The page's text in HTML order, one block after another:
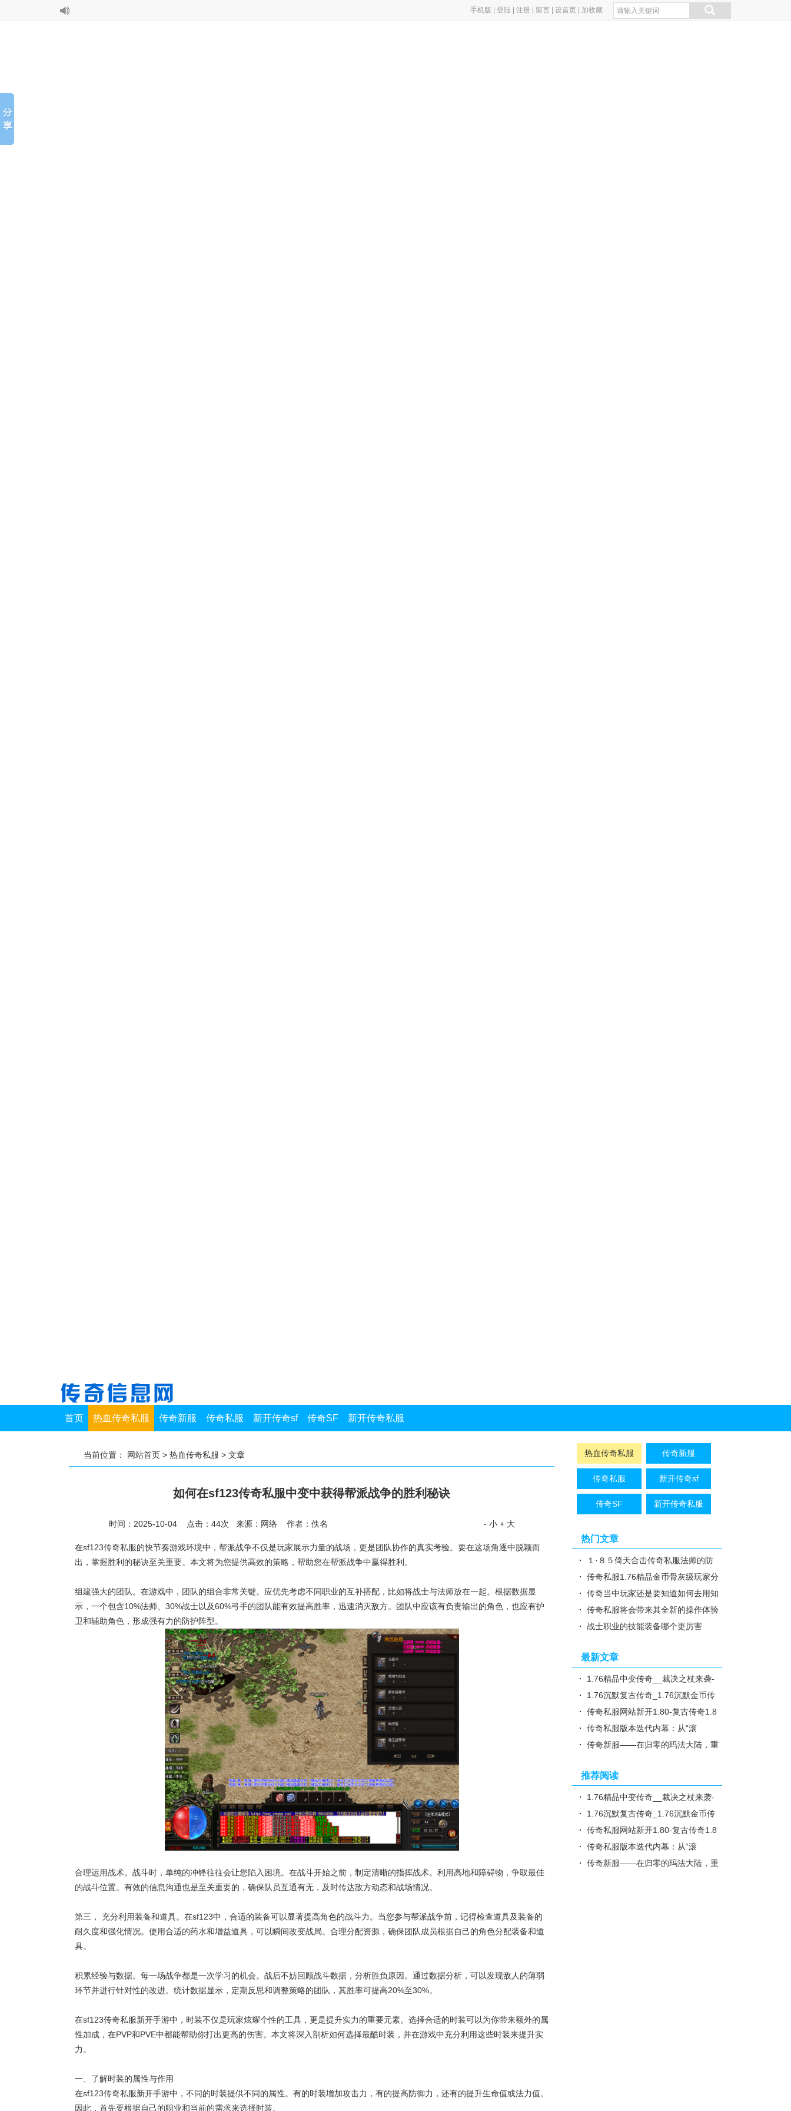
手机版 登陆 注册 留言 设首页 加收藏
首页 热血传奇私服 传奇新服 传奇私服 新开传奇sf 传奇SF 新开传奇私服
当前位置： 网站首页 > 热血传奇私服 > 文章
如何在sf123传奇私服中变中获得帮派战争的胜利秘诀
时间：2025-10-04 点击： 44次 来源：网络 作者：佚名 - 小 + 大
在sf123传奇私服的快节奏游戏环境中，帮派战争不仅是玩家展示力量的战场，更是团队协作的真实考验。要在这场角逐中脱颖而
出，掌握胜利的秘诀至关重要。本文将为您提供高效的策略，帮助您在帮派战争中赢得胜利。
组建强大的团队。在游戏中，团队的组合非常关键。应优先考虑不同职业的互补搭配，比如将战士与法师放在一起。根据数据显
示，一个包含10%法师、30%战士以及60%弓手的团队能有效提高胜率，迅速消灭敌方。团队中应该有负责输出的角色，也应有护
卫和辅助角色，形成强有力的防护阵型。
合理运用战术。战斗时，单纯的冲锋往往会让您陷入困境。在战斗开始之前，制定清晰的指挥战术。利用高地和障碍物，争取最佳
的战斗位置。有效的信息沟通也是至关重要的，确保队员互通有无，及时传达敌方动态和战场情况。
第三， 充分利用装备和道具。在sf123中，合适的装备可以显著提高角色的战斗力。当您参与帮派战争前，记得检查道具及装备的
耐久度和强化情况。使用合适的药水和增益道具，可以瞬间改变战局。合理分配资源，确保团队成员根据自己的角色分配装备和道
具。
积累经验与数据。每一场战争都是一次学习的机会。战后不妨回顾战斗数据，分析胜负原因。通过数据分析，可以发现敌人的薄弱
环节并进行针对性的改进。统计数据显示，定期反思和调整策略的团队，其胜率可提高20%至30%。
在sf123传奇私服新开手游中，时装不仅是玩家炫耀个性的工具，更是提升实力的重要元素。选择合适的时装可以为你带来额外的属
性加成，在PVP和PVE中都能帮助你打出更高的伤害。本文将深入剖析如何选择最酷时装，并在游戏中充分利用这些时装来提升实
力。
一、了解时装的属性与作用
在sf123传奇私服新开手游中，不同的时装提供不同的属性。有的时装增加攻击力，有的提高防御力，还有的提升生命值或法力值。
因此，首先要根据自己的职业和当前的需求来选择时装。
热血传奇私服 传奇新服
传奇私服 新开传奇sf
传奇SF 新开传奇私服
热门文章
１·８５倚天合击传奇私服法师的防
御的技能就是魔法盾
传奇私服1.76精品金币骨灰级玩家分
享60级挑战月魔攻略
传奇当中玩家还是要知道如何去用知
识技能
传奇私服将会带来其全新的操作体验
战士职业的技能装备哪个更厉害
最新文章
1.76精品中变传奇__裁决之杖来袭-
装备评分系统深度拆解：从新..
1.76沉默复古传奇_1.76沉默金币传
奇_任务奖励
传奇私服网站新开1.80-复古传奇1.8
0版下载_装备打钻攻略
传奇私服版本迭代内幕：从“滚
服”到“长尾”，GM 如何用更新..
传奇新服——在归零的玛法大陆，重
推荐阅读
1.76精品中变传奇__裁决之杖来袭-
装备评分系统深度拆解：从新..
1.76沉默复古传奇_1.76沉默金币传
奇_任务奖励
传奇私服网站新开1.80-复古传奇1.8
0版下载_装备打钻攻略
传奇私服版本迭代内幕：从“滚
服”到“长尾”，GM 如何用更新..
传奇新服——在归零的玛法大陆，重